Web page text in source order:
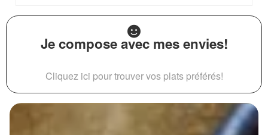
Je compose avec mes envies!
Cliquez ici pour trouver vos plats préférés!